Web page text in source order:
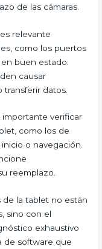
de las cámaras.
relevante
como los puertos
buen estado.
causar
transferir datos.
importante verificar
como los de
o navegación.
reemplazo.
de la tablet no están
sino con el
exhaustivo
de software que